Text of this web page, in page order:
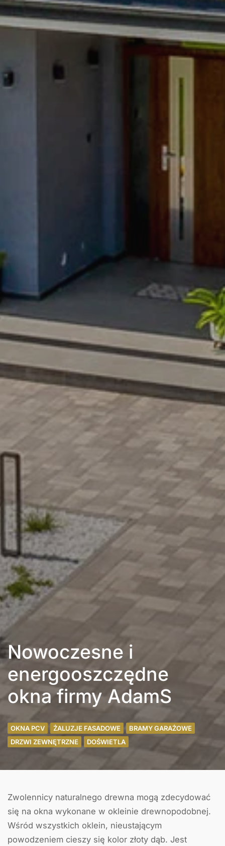
Nowoczesne i
energooszczędne
okna firmy AdamS
OKNA PCV ŻALUZJE FASADOWE
BRAMY GARAŻOWE
DRZWI ZEWNĘTRZNE
DOŚWIETLA
Zwolennicy naturalnego drewna mogą zdecydować
się na okna wykonane w okleinie drewnopodobnej.
Wśród wszystkich oklein, nieustającym
powodzeniem cieszy się kolor złoty dąb. Jest